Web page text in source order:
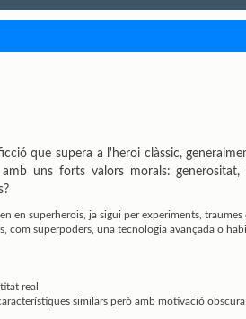
que supera a l'heroi clàssic,
uns forts valors morals:
en superherois, ja sigui per experiments, traumes
com superpoders, una tecnologia avançada o
real
similars però amb motivació